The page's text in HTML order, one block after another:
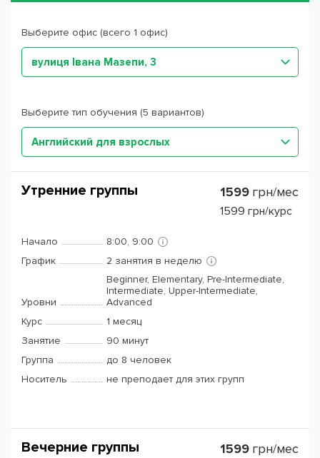
Выберите офис (всего 1 офис)
вулиця Івана Мазепи, 3
Выберите тип обучения (5 вариантов)
Английский для взрослых
Утренние группы 1599 грн/мес
1599 грн/курс
Начало
8:00, 9:00
График
2 занятия в неделю
Уровни
Beginner, Elementary, Pre-Intermediate,
Intermediate, Upper-Intermediate,
Advanced
Курс
1 месяц
Занятие
90 минут
Группа
до 8 человек
Носитель
не преподает для этих групп
Вечерние группы 1599 грн/мес